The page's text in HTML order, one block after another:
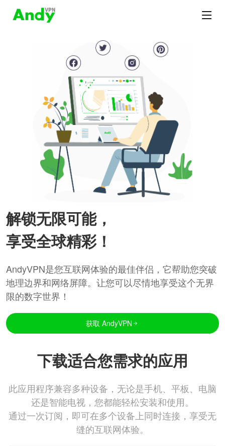
解锁无限可能，
享受全球精彩！
AndyVPN是您互联网体验的最佳伴侣，它帮助您突破
地理边界和网络屏障。让您可以尽情地享受这个无界
限的数字世界！
获取 AndyVPN
下载适合您需求的应用
此应用程序兼容多种设备，无论是手机、平板、电脑
还是智能电视，您都能轻松安装和使用。
通过一次订阅，即可在多个设备上同时连接，享受无
缝的互联网体验。